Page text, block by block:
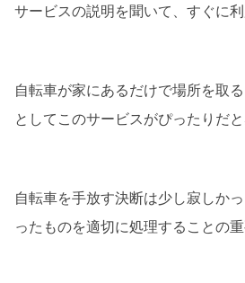
サービスの説明を聞いて、すぐに利
自転車が家にあるだけで場所を取
としてこのサービスがぴったりだと
自転車を手放す決断は少し寂しか
ったものを適切に処理することの